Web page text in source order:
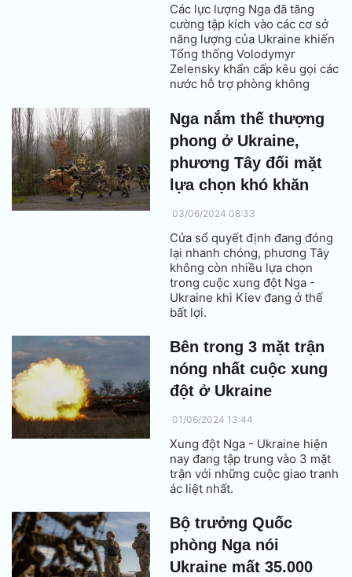
Các lực lượng Nga đã tăng
cường tập kích vào các cơ sở
năng lượng của Ukraine khiến
Tổng thống Volodymyr
Zelensky khẩn cấp kêu gọi các
nước hỗ trợ phòng không
Nga nắm thế thượng
phong ở Ukraine,
phương Tây đối mặt
lựa chọn khó khăn
03/06/2024 08:33
Cửa sổ quyết định đang đóng
lại nhanh chóng, phương Tây
không còn nhiều lựa chọn
trong cuộc xung đột Nga -
Ukraine khi Kiev đang ở thế
bất lợi.
Bên trong 3 mặt trận
nóng nhất cuộc xung
đột ở Ukraine
01/06/2024 13:44
Xung đột Nga - Ukraine hiện
nay đang tập trung vào 3 mặt
trận với những cuộc giao tranh
ác liệt nhất.
Bộ trưởng Quốc
phòng Nga nói
Ukraine mất 35.000